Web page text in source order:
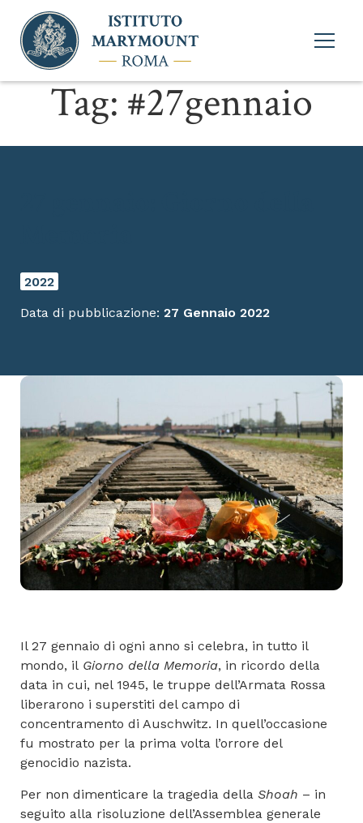
Apri
menu
Tag: #27gennaio
2022
Data di pubblicazione: 27 Gennaio 2022
Il 27 gennaio di ogni anno si celebra, in tutto il
mondo, il Giorno della Memoria, in ricordo della
data in cui, nel 1945, le truppe dell’Armata Rossa
liberarono i superstiti del campo di
concentramento di Auschwitz. In quell’occasione
fu mostrato per la prima volta l’orrore del
genocidio nazista.
Per non dimenticare la tragedia della Shoah – in
seguito alla risoluzione dell’Assemblea generale